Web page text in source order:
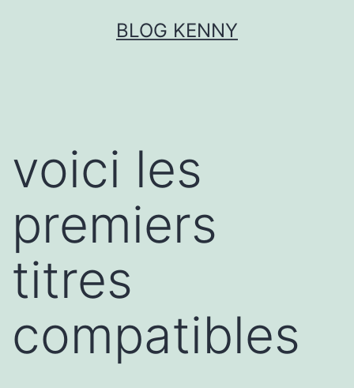
BLOG KENNY
voici les
premiers
titres
compatibles